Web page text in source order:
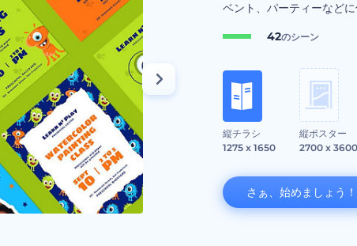
ベント、パーティーなど
42のシーン
縦チラシ
1275 x 1650
縦ポスター
2700 x 3600
さぁ、始めましょう！